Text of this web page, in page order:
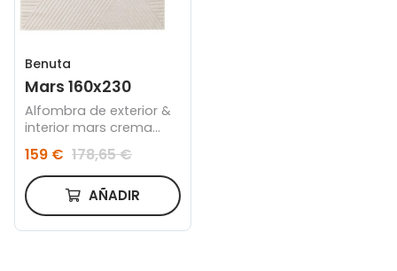
Benuta
Mars 160x230
Alfombra de exterior &
interior mars crema
159 € 178,65 €
AÑADIR